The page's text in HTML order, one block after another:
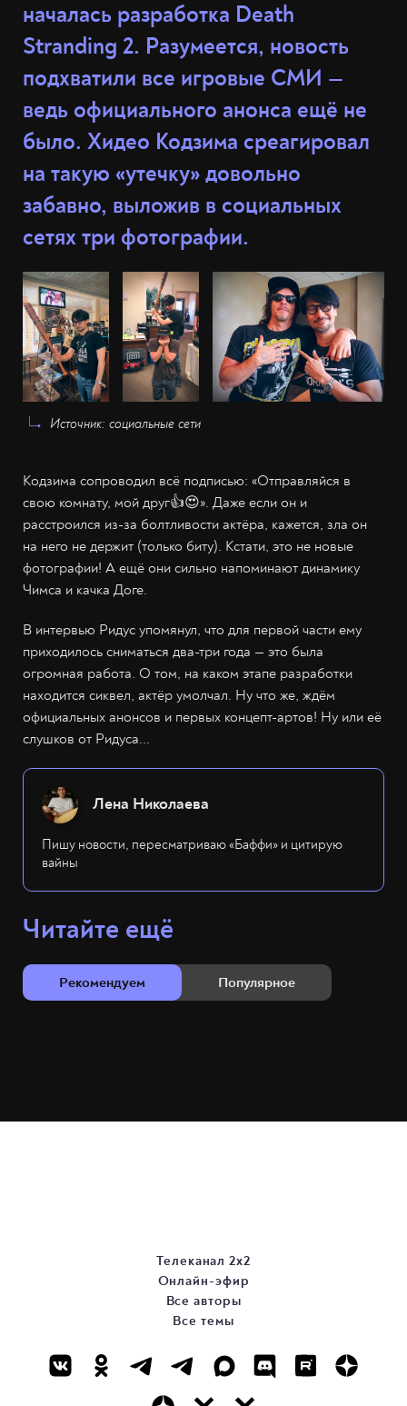
началась разработка Death
Stranding 2. Разумеется, новость
подхватили все игровые СМИ —
ведь официального анонса ещё не
было. Хидео Кодзима среагировал
на такую «утечку» довольно
забавно, выложив в социальных
сетях три фотографии.
Источник: социальные сети
Кодзима сопроводил всё подписью: «Отправляйся в
свою комнату, мой друг👍😍». Даже если он и
расстроился из-за болтливости актёра, кажется, зла он
на него не держит (только биту). Кстати, это не новые
фотографии! А ещё они сильно напоминают динамику
Чимса и качка Доге.
В интервью Ридус упомянул, что для первой части ему
приходилось сниматься два-три года — это была
огромная работа. О том, на каком этапе разработки
находится сиквел, актёр умолчал. Ну что же, ждём
официальных анонсов и первых концепт-артов! Ну или её
слушков от Ридуса...
Лена Николаева
Пишу новости, пересматриваю «Баффи» и цитирую
вайны
Читайте ещё
Рекомендуем Популярное
Телеканал 2х2
Онлайн-эфир
Все авторы
Все темы